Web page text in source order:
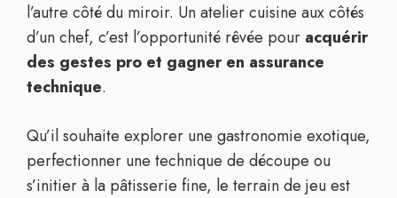
l’autre côté du miroir. Un atelier cuisine aux côtés
d’un chef, c’est l’opportunité rêvée pour acquérir
des gestes pro et gagner en assurance
technique.
Qu’il souhaite explorer une gastronomie exotique,
perfectionner une technique de découpe ou
s’initier à la pâtisserie fine, le terrain de jeu est